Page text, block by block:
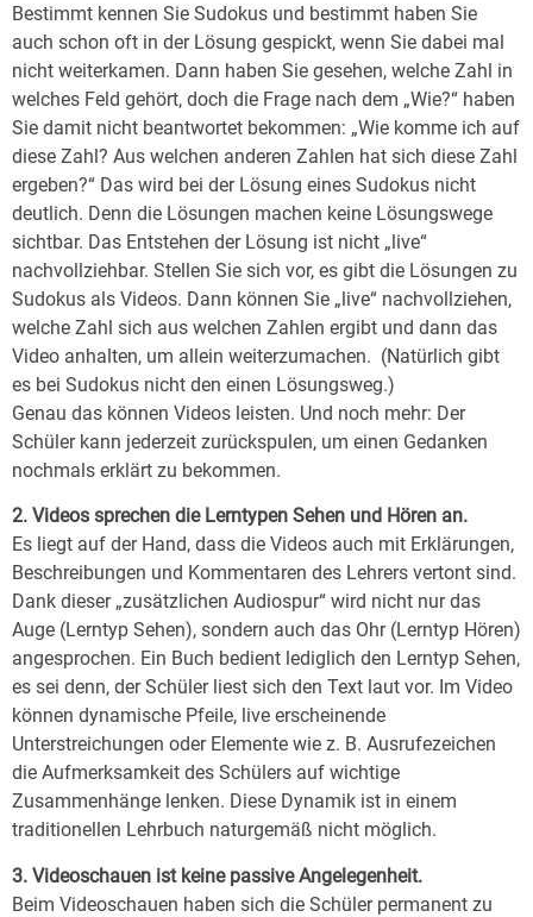
Bestimmt kennen Sie Sudokus und bestimmt haben Sie
auch schon oft in der Lösung gespickt, wenn Sie dabei mal
nicht weiterkamen. Dann haben Sie gesehen, welche Zahl in
welches Feld gehört, doch die Frage nach dem „Wie?“ haben
Sie damit nicht beantwortet bekommen: „Wie komme ich auf
diese Zahl? Aus welchen anderen Zahlen hat sich diese Zahl
ergeben?“ Das wird bei der Lösung eines Sudokus nicht
deutlich. Denn die Lösungen machen keine Lösungswege
sichtbar. Das Entstehen der Lösung ist nicht „live“
nachvollziehbar. Stellen Sie sich vor, es gibt die Lösungen zu
Sudokus als Videos. Dann können Sie „live“ nachvollziehen,
welche Zahl sich aus welchen Zahlen ergibt und dann das
Video anhalten, um allein weiterzumachen. (Natürlich gibt
es bei Sudokus nicht den einen Lösungsweg.)
Genau das können Videos leisten. Und noch mehr: Der
Schüler kann jederzeit zurückspulen, um einen Gedanken
nochmals erklärt zu bekommen.
2. Videos sprechen die Lerntypen Sehen und Hören an.
Es liegt auf der Hand, dass die Videos auch mit Erklärungen,
Beschreibungen und Kommentaren des Lehrers vertont sind.
Dank dieser „zusätzlichen Audiospur“ wird nicht nur das
Auge (Lerntyp Sehen), sondern auch das Ohr (Lerntyp Hören)
angesprochen. Ein Buch bedient lediglich den Lerntyp Sehen,
es sei denn, der Schüler liest sich den Text laut vor. Im Video
können dynamische Pfeile, live erscheinende
Unterstreichungen oder Elemente wie z. B. Ausrufezeichen
die Aufmerksamkeit des Schülers auf wichtige
Zusammenhänge lenken. Diese Dynamik ist in einem
traditionellen Lehrbuch naturgemäß nicht möglich.
3. Videoschauen ist keine passive Angelegenheit.
Beim Videoschauen haben sich die Schüler permanent zu